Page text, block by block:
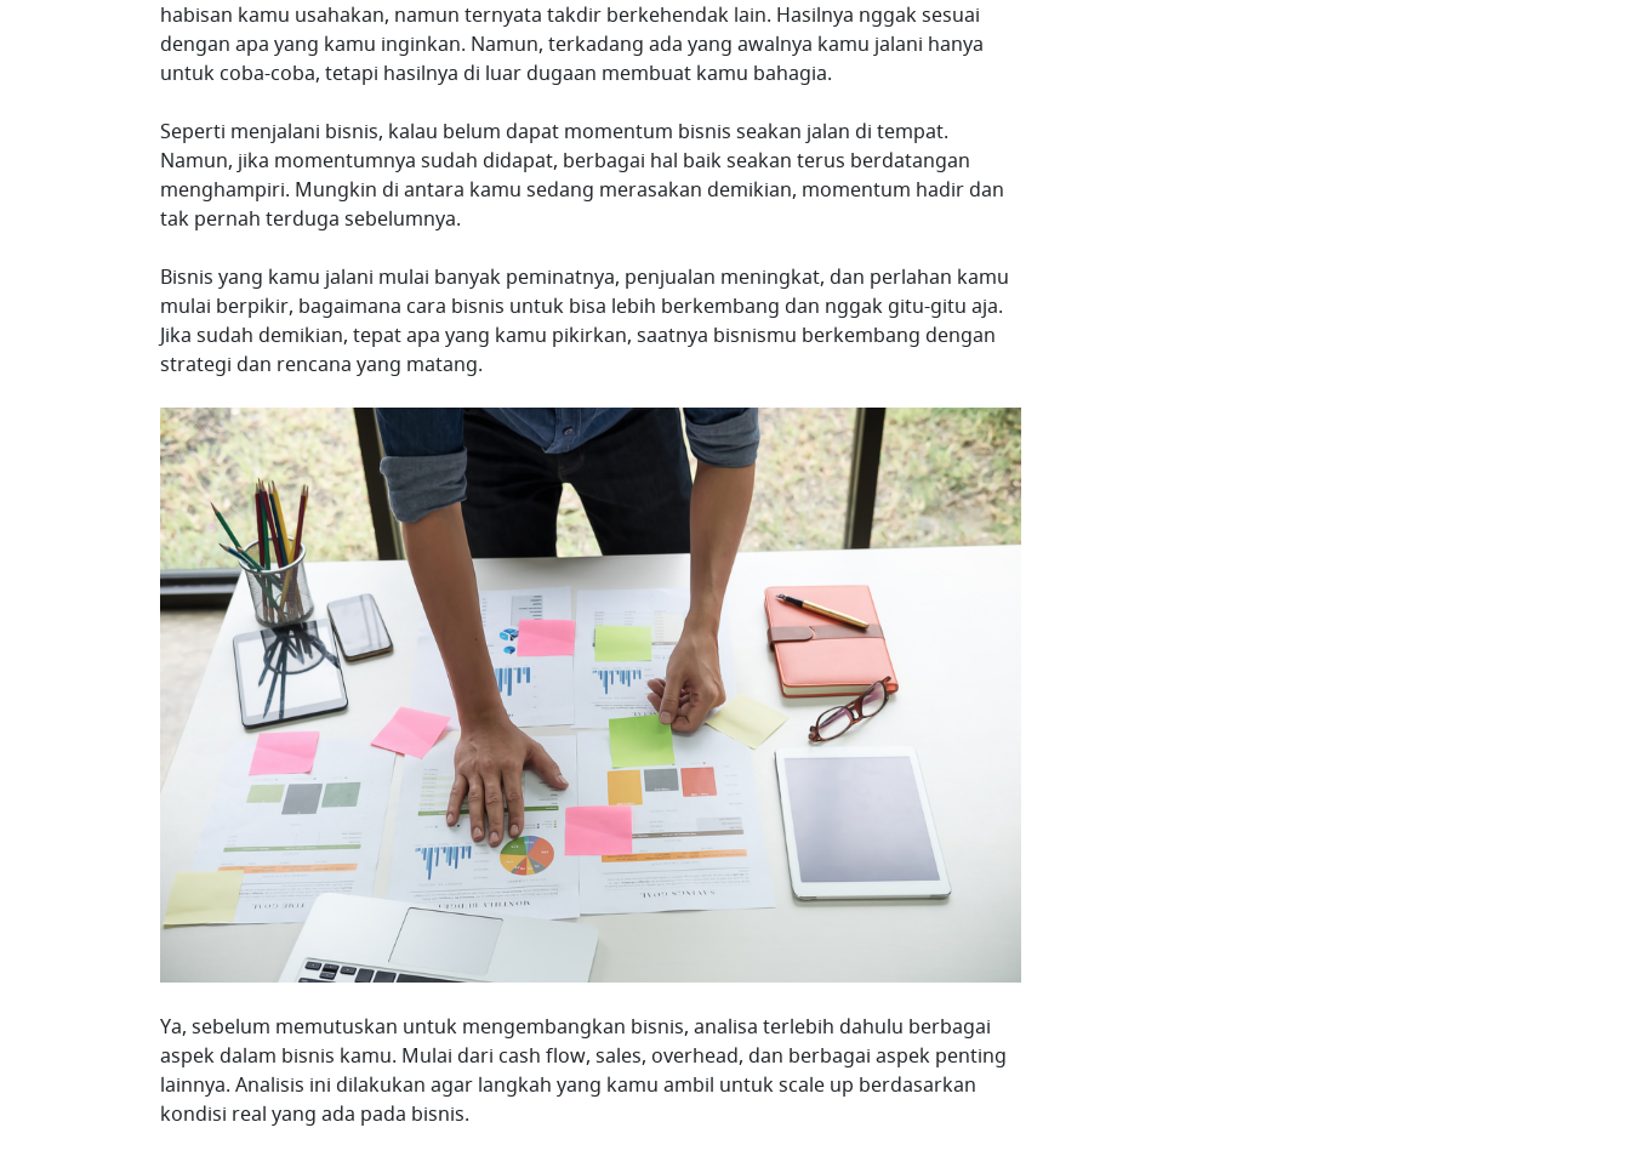
habisan kamu usahakan, namun ternyata takdir berkehendak lain. Hasilnya nggak sesuai
dengan apa yang kamu inginkan. Namun, terkadang ada yang awalnya kamu jalani hanya
untuk coba-coba, tetapi hasilnya di luar dugaan membuat kamu bahagia.
Seperti menjalani bisnis, kalau belum dapat momentum bisnis seakan jalan di tempat.
Namun, jika momentumnya sudah didapat, berbagai hal baik seakan terus berdatangan
menghampiri. Mungkin di antara kamu sedang merasakan demikian, momentum hadir dan
tak pernah terduga sebelumnya.
Bisnis yang kamu jalani mulai banyak peminatnya, penjualan meningkat, dan perlahan kamu
mulai berpikir, bagaimana cara bisnis untuk bisa lebih berkembang dan nggak gitu-gitu aja.
Jika sudah demikian, tepat apa yang kamu pikirkan, saatnya bisnismu berkembang dengan
strategi dan rencana yang matang.
Ya, sebelum memutuskan untuk mengembangkan bisnis, analisa terlebih dahulu berbagai
aspek dalam bisnis kamu. Mulai dari cash flow, sales, overhead, dan berbagai aspek penting
lainnya. Analisis ini dilakukan agar langkah yang kamu ambil untuk scale up berdasarkan
kondisi real yang ada pada bisnis.